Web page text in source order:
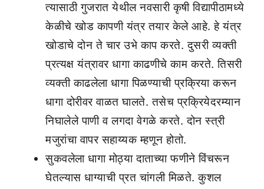
त्यासाठी गुजरात येथील नवसारी कृषी विद्यापीठामध्ये
केळीचे खोड कापणी यंत्र तयार केले आहे. हे यंत्र
खोडाचे दोन ते चार उभे काप करते. दुसरी व्यक्ती
प्रत्यक्ष यंत्रावर धागा काढणीचे काम करते. तिसरी
व्यक्ती काढलेला धागा पिळण्याची प्रक्रिया करून
धागा दोरीवर वाळत घालते. तसेच प्रक्रियेदरम्यान
निघालेले पाणी व लगदा वेगळे करते. दोन स्त्री
मजुरांचा वापर सहाय्यक म्हणून होतो.
सुकवलेला धागा मोठ्या दाताच्या फणीने विंचरून
घेतल्यास धाग्याची प्रत चांगली मिळते. कुशल